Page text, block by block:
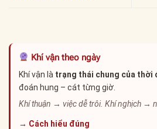
Khí vận theo ngày
Khí vận là trạng thái chung của thời
đoán hung – cát từng giờ.
Khí thuận → việc dễ trôi. Khí nghịch →
→ Cách hiểu đúng